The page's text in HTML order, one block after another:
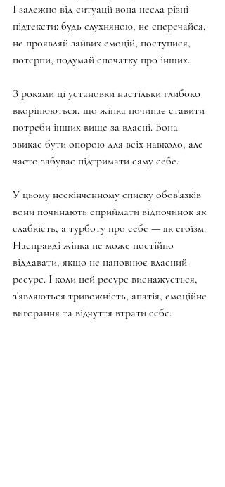
І залежно від ситуації вона несла різні
підтексти: будь слухняною, не сперечайся,
не проявляй зайвих емоцій, поступися,
потерпи, подумай спочатку про інших.
З роками ці установки настільки глибоко
вкорінюються, що жінка починає ставити
потреби інших вище за власні. Вона
звикає бути опорою для всіх навколо, але
часто забуває підтримати саму себе.
У цьому нескінченному списку обов'язків
вони починають сприймати відпочинок як
слабкість, а турботу про себе — як егоїзм.
Насправді жінка не може постійно
віддавати, якщо не наповнює власний
ресурс. І коли цей ресурс виснажується,
з'являються тривожність, апатія, емоційне
вигорання та відчуття втрати себе.